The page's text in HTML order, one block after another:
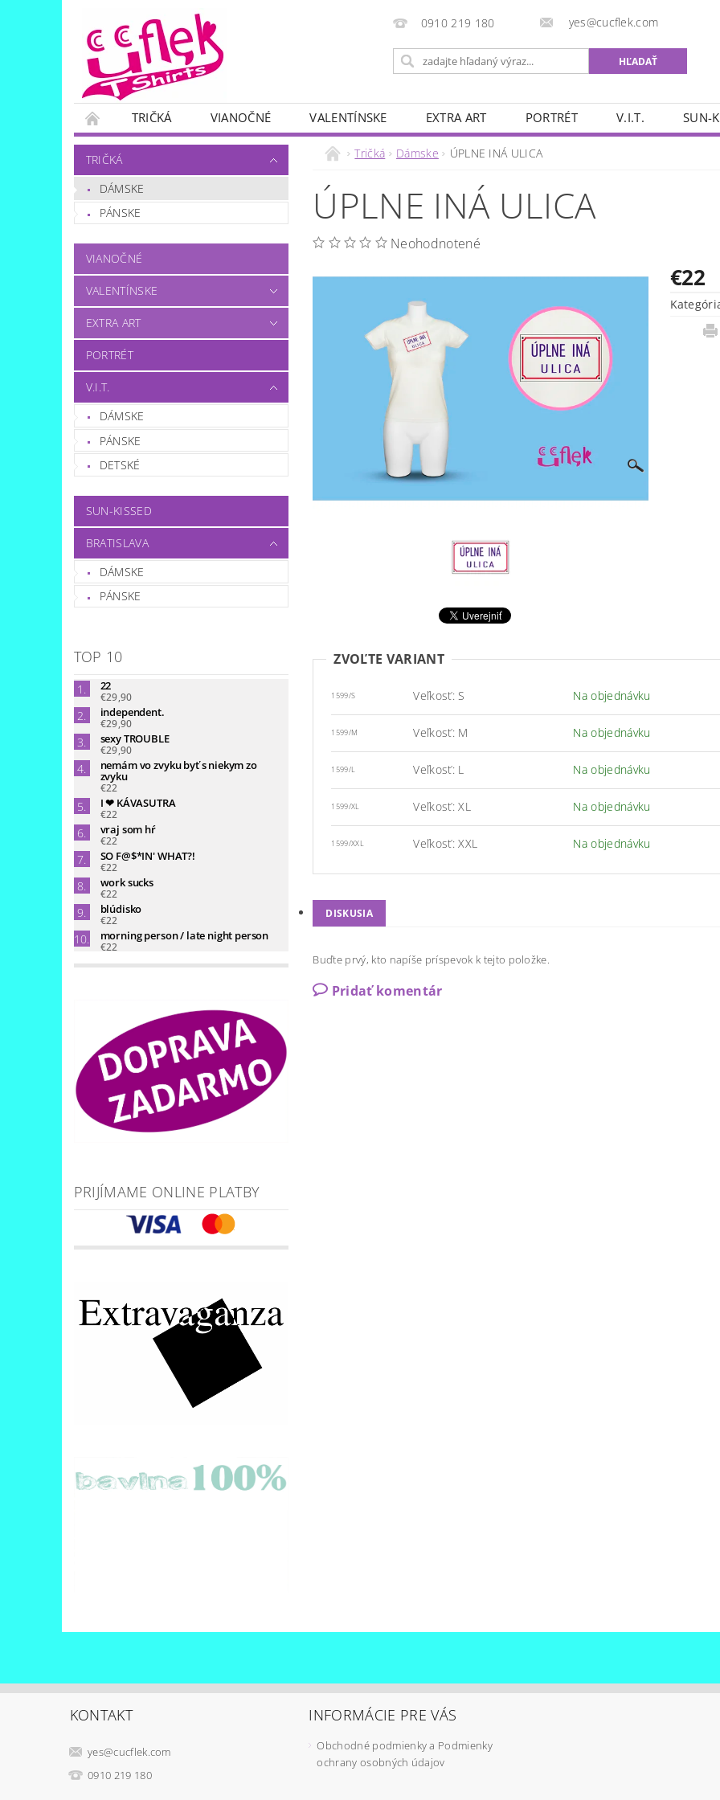
0910 219 180 yes@cucflek.com
TRIČKÁ VIANOČNÉ VALENTÍNSKE EXTRA ART PORTRÉT V.I.T.
SUN-
SKUPINOVÉ
OTÁZKA..?:)
TRIČKÁ
DÁMSKE
PÁNSKE
VIANOČNÉ
VALENTÍNSKE
EXTRA ART
PORTRÉT
V.I.T.
DÁMSKE
PÁNSKE
DETSKÉ
SUN-KISSED
BRATISLAVA
DÁMSKE
PÁNSKE
TOP 10
22
€29,90
independent.
€29,90
sexy TROUBLE
€29,90
nemám vo zvyku byť s niekym zo
zvyku
€22
I ❤ KÁVASUTRA
€22
vraj som hŕ
€22
SO F@$*IN' WHAT?!
€22
work sucks
€22
blúdisko
€22
morning person / late night person
€22
PRIJÍMAME ONLINE PLATBY
Tričká Dámske ÚPLNE INÁ ULICA
ÚPLNE INÁ ULICA
Neohodnotené
€22
ZVOĽTE VARIANT
1599/S Veľkosť: S Na objednávku
1599/M Veľkosť: M Na objednávku
1599/L Veľkosť: L Na objednávku
1599/XL Veľkosť: XL Na objednávku
1599/XXL Veľkosť: XXL Na objednávku
DISKUSIA
Buďte prvý, kto napíše príspevok k tejto položke.
Pridať komentár
KONTAKT
yes@cucflek.com
0910 219 180
INFORMÁCIE PRE VÁS
Obchodné podmienky a Podmienky
ochrany osobných údajov